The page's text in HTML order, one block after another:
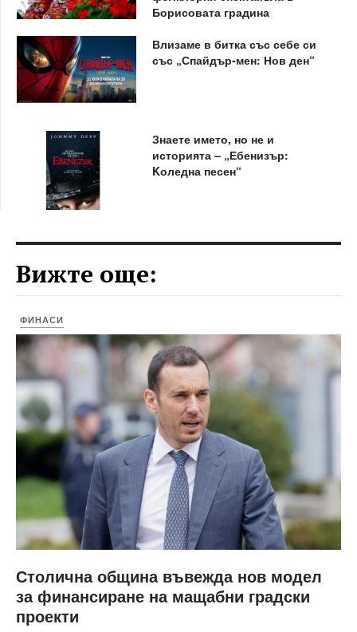
Борисовата градина
Влизаме в битка със себе си
със „Спайдър-мен: Нов ден“
Знаете името, но не и
историята – „Ебенизър:
Kоледна песен“
Вижте още:
ФИНАСИ
Столична община въвежда нов модел
за финансиране на мащабни градски
проекти